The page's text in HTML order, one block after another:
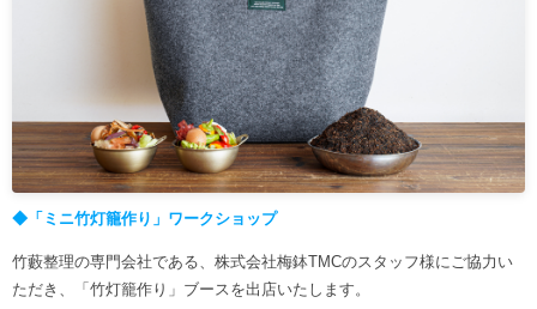
◆「ミニ竹灯籠作り」ワークショップ
竹藪整理の専門会社である、株式会社梅鉢TMCのスタッフ様にご協力い
ただき、「竹灯籠作り」ブースを出店いたします。